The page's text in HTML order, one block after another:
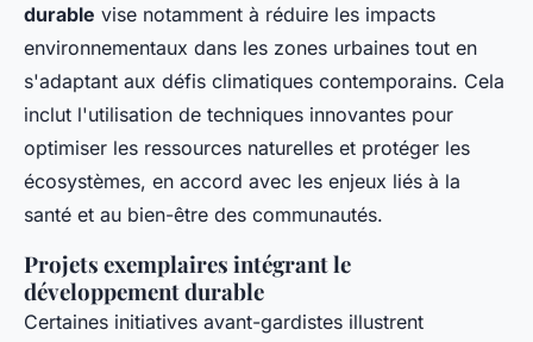
durable vise notamment à réduire les impacts
environnementaux dans les zones urbaines tout en
s'adaptant aux défis climatiques contemporains. Cela
inclut l'utilisation de techniques innovantes pour
optimiser les ressources naturelles et protéger les
écosystèmes, en accord avec les enjeux liés à la
santé et au bien-être des communautés.
Projets exemplaires intégrant le
développement durable
Certaines initiatives avant-gardistes illustrent